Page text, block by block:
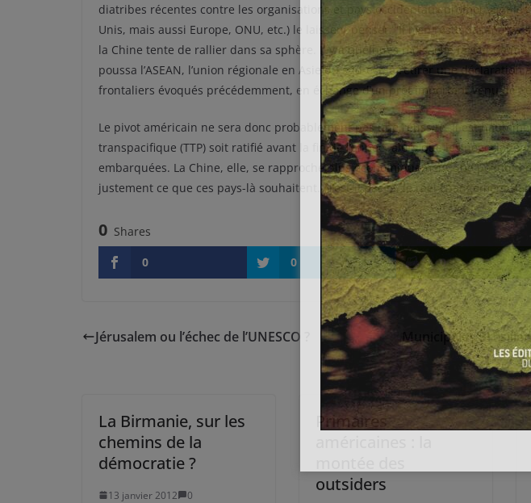
diatribes récentes contre les organisations et pays occidentaux promouvant les
Unis, mais aussi Europe, ONU, etc.) le laissent penser. Il n’en reste pas moins
la Chine tente de rallier dans sa sphère. Il y a quelques mois, elle faisait de
poussa l’ASEAN, l’union régionale en Asie du sud-est, à retirer une déclaration
frontaliers évoqués précédemment, en échange d’un prêt important venu de
Le pivot américain ne sera donc probablement pas une réussite. Il est
transpacifique (TTP) soit ratifié avant la fin de l’année, alors que les
embarquées. La Chine, elle, se rapproche plus économiquement que
justement ce que ces pays-là souhaitent. N’est-il pas là, le réel changement
0 Shares
0
0 0
Jérusalem ou l’échec de l’UNESCO ?
Municipales
La Birmanie, sur les
chemins de la
démocratie ?
13 janvier 2012 0
Primaires
outsiders